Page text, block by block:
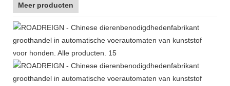
Meer producten